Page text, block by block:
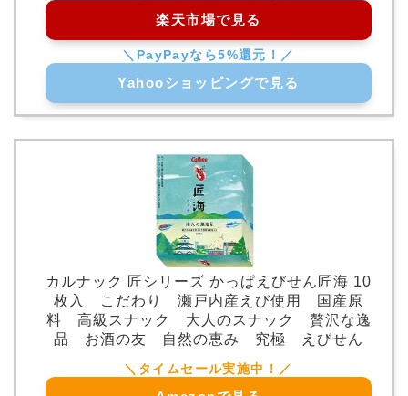
楽天市場で見る
Yahooショッピングで見る
カルナック 匠シリーズ かっぱえびせん匠海 10
枚入 こだわり 瀬戸内産えび使用 国産原
料 高級スナック 大人のスナック 贅沢な逸
品 お酒の友 自然の恵み 究極 えびせん